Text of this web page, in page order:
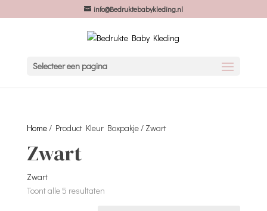
info@Bedruktebabykleding.nl
Selecteer een pagina
Home/ Product Kleur Boxpakje / Zwart
Zwart
Zwart
Toont alle 5 resultatenGesorteerd